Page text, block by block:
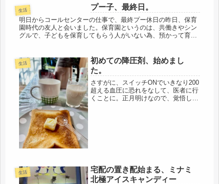
生活 プー子、最終日。
明日からコールセンターの仕事で、最終プー休日の昨日、保育
園時代の友人と会いました。保育園というのは、共働きやシン
グルで、子どもを保育してもらう人がいない為、預かって育て
生活
初めての降圧剤、始めまし
た。
さすがに、スイッチONでいきなり200
超える血圧に恐れをなして、医者に行
くことに。正月明けなので、覚悟して
生活
宅配の置き配始まる、ミナミ
北極アイスキャンディー